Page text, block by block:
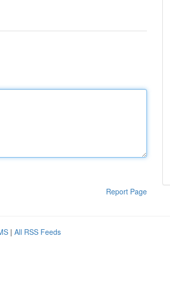
Report Page
| All RSS Feeds